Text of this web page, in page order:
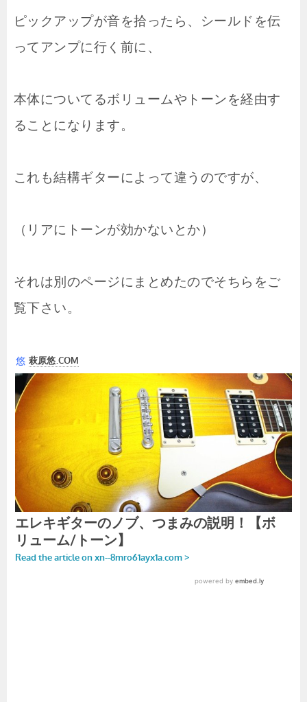
ピックアップが音を拾ったら、シールドを伝
ってアンプに行く前に、
本体についてるボリュームやトーンを経由す
ることになります。
これも結構ギターによって違うのですが、
（リアにトーンが効かないとか）
それは別のページにまとめたのでそちらをご
覧下さい。